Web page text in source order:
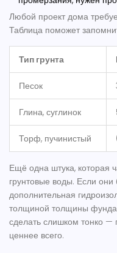
Любой проект дома
Таблица поможет
Тип грунта
Песок
Глина, суглинок
Торф, пучинистый
Ещё одна штука, которая
грунтовые воды. Если
дополнительная
толщиной толщины
сделать слишком тонко —
ценнее всего.